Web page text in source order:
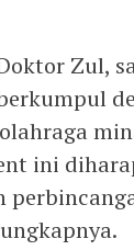
Zul,
olahraga
ini